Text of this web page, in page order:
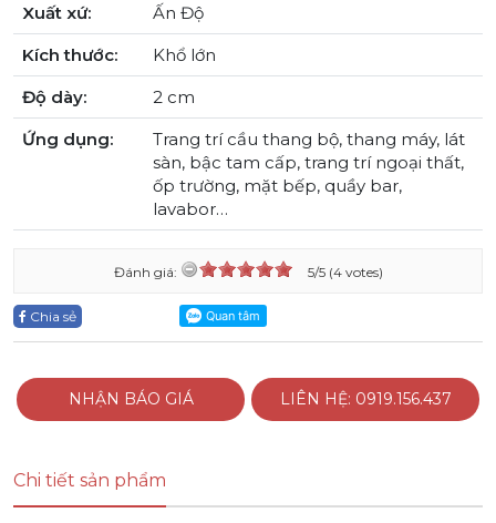
Xuất xứ:
Ấn Độ
Kích thước:
Khổ lớn
Độ dày:
2 cm
Ứng dụng:
Trang trí cầu thang bộ, thang máy, lát
sàn, bậc tam cấp, trang trí ngoại thất,
ốp trường, mặt bếp, quầy bar,
lavabor…
Đánh giá: 5/5 (4 votes)
Chia sẻ
NHẬN BÁO GIÁ LIÊN HỆ: 0919.156.437
Chi tiết sản phẩm